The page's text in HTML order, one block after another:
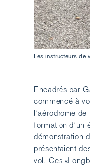
Les instructeurs de
Encadrés par
commencé à
l’aérodrome
formation d’un
démonstration
présentaient
vol. Ces